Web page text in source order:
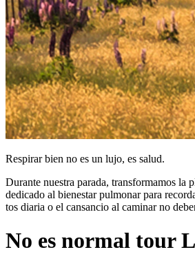
Respirar bien no es un lujo, es salud.
Durante nuestra parada, transformamos la
dedicado al bienestar pulmonar para
tos diaria o el cansancio al caminar no
No es normal tour